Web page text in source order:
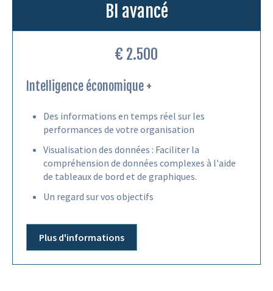
BI avancé
€ 2.500
Intelligence économique +
Des informations en temps réel sur les
performances de votre organisation
Visualisation des données : Faciliter la
compréhension de données complexes à l'aide
de tableaux de bord et de graphiques.
Un regard sur vos objectifs
Plus d'informations